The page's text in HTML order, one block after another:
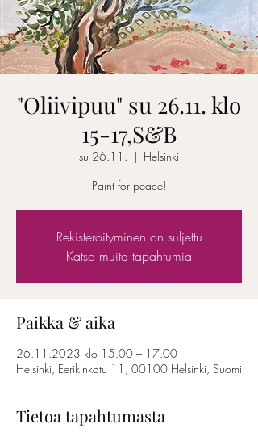
"Oliivipuu" su 26.11. klo
15-17,S&B
su 26.11.
  |
Helsinki
Paint for peace!
Rekisteröityminen on suljettu
Katso muita tapahtumia
Paikka & aika
26.11.2023 klo 15.00 – 17.00
Helsinki, Eerikinkatu 11, 00100 Helsinki, Suomi
Tietoa tapahtumasta